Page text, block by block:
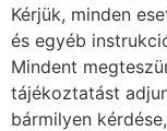
Kérjük, minden
és egyéb
Mindent
tájékoztatást
bármilyen